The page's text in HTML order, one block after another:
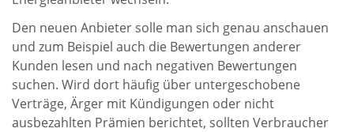
Den neuen Anbieter solle man sich genau anschauen
und zum Beispiel auch die Bewertungen anderer
Kunden lesen und nach negativen Bewertungen
suchen. Wird dort häufig über untergeschobene
Verträge, Ärger mit Kündigungen oder nicht
ausbezahlten Prämien berichtet, sollten Verbraucher